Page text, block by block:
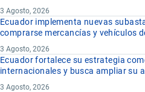
3 Agosto, 2026
Ecuador implementa nuevas
comprarse mercancías y vehículos
3 Agosto, 2026
Ecuador fortalece su estrategia
internacionales y busca ampliar su
3 Agosto, 2026